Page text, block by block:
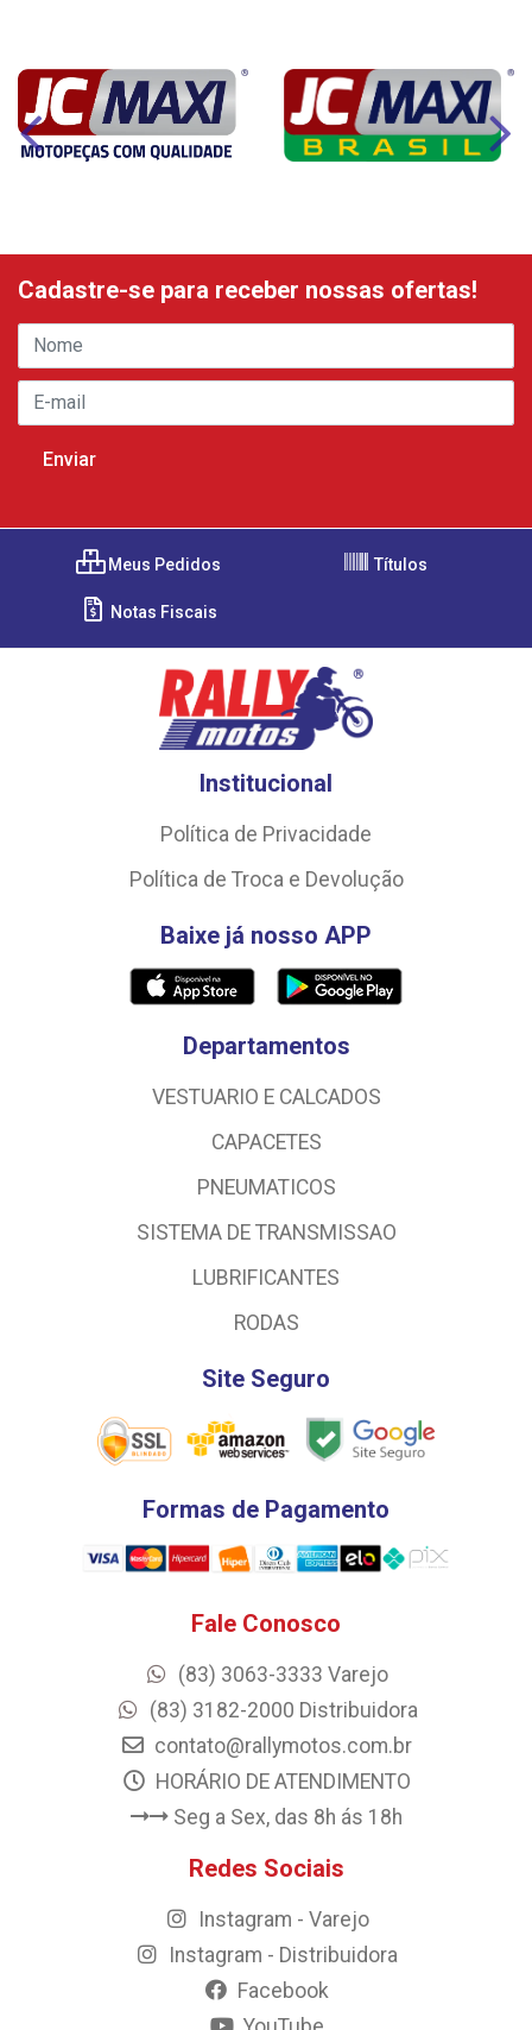
Cadastre-se para receber nossas ofertas!
Meus Pedidos Títulos
Notas Fiscais
Institucional
Política de Privacidade
Política de Troca e Devolução
Baixe já nosso APP
Departamentos
VESTUARIO E CALCADOS
CAPACETES
PNEUMATICOS
SISTEMA DE TRANSMISSAO
LUBRIFICANTES
RODAS
Site Seguro
Formas de Pagamento
Fale Conosco
(83) 3063-3333 Varejo
(83) 3182-2000 Distribuidora
contato@rallymotos.com.br
HORÁRIO DE ATENDIMENTO
Seg a Sex, das 8h ás 18h
Redes Sociais
Instagram - Varejo
Instagram - Distribuidora
Facebook